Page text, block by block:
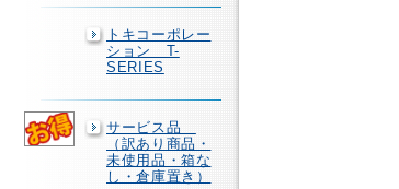
トキコーポレー
ション T-
SERIES
サービス品
（訳あり商品・
未使用品・箱な
し・倉庫置き）